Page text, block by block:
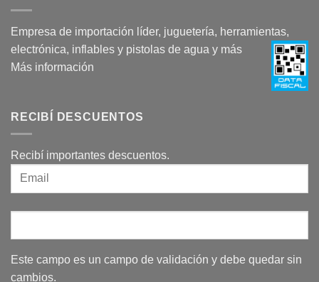
Empresa de importación líder, juguetería, herramientas,
electrónica, inflables y pistolas de agua y más
Más información
RECIBÍ DESCUENTOS
Recibí importantes descuentos.
Este campo es un campo de validación y debe quedar sin
cambios.